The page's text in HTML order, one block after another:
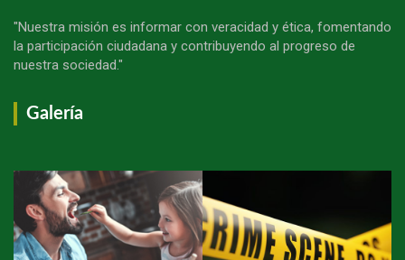
"Nuestra misión es informar con veracidad y ética, fomentando
la participación ciudadana y contribuyendo al progreso de
nuestra sociedad."
Galería